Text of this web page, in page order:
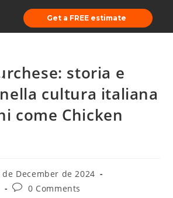
Get a FREE estimate
storia e
cultura italiana
come Chicken
de December de 2024
0 Comments